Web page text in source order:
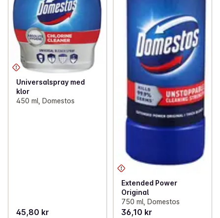
Universalspray med
klor
450 ml, Domestos
45,80 kr
Extended Power
Original
750 ml, Domestos
36,10 kr